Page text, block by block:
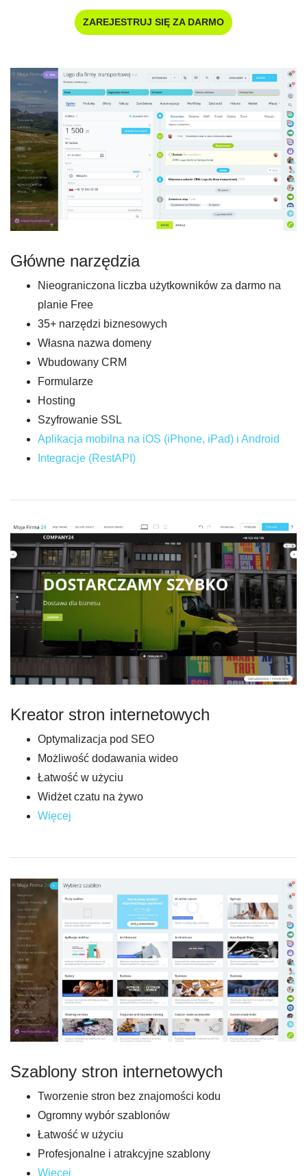
ZAREJESTRUJ SIĘ ZA DARMO
Główne narzędzia
Nieograniczona liczba użytkowników za darmo na
planie Free
35+ narzędzi biznesowych
Własna nazwa domeny
Wbudowany CRM
Formularze
Hosting
Szyfrowanie SSL
Aplikacja mobilna na iOS (iPhone, iPad) i Android
Integracje (RestAPI)
Kreator stron internetowych
Optymalizacja pod SEO
Możliwość dodawania wideo
Łatwość w użyciu
Widżet czatu na żywo
Więcej
Szablony stron internetowych
Tworzenie stron bez znajomości kodu
Ogromny wybór szablonów
Łatwość w użyciu
Profesjonalne i atrakcyjne szablony
Więcej